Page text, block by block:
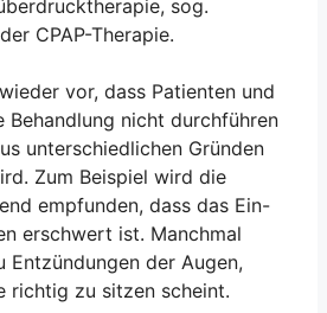
sog.
CPAP-Therapie.
vor, dass Patienten und
Behandlung nicht durchführen
unterschiedlichen Gründen
Zum Beispiel wird die
empfunden, dass das Ein-
erschwert ist. Manchmal
Entzündungen der Augen,
richtig zu sitzen scheint.